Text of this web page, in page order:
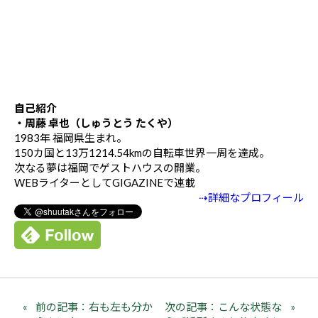
自己紹介
・周藤 卓也（しゅうとう たくや）
1983年 福岡県生まれ。
150カ国と13万1214.54kmの自転車世界一周を達成。
次なる夢は福岡でゲストハウスの開業。
WEBライターとしてGIGAZINEで連載
⇢詳細なプロフィール
前の記事：右も左も分か
次の記事：こんな状態な